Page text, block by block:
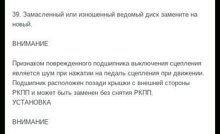
39. Замасленный или изношенный ведомый диск замените на
новый.
ВНИМАНИЕ
Признаком поврежденного подшипника выключения сцепления
является шум при нажатии на педаль сцепления при движении.
Подшипник расположен позади крышки с внешней стороны
РКПП и может быть заменен без снятия РКПП.
УСТАНОВКА
ВНИМАНИЕ